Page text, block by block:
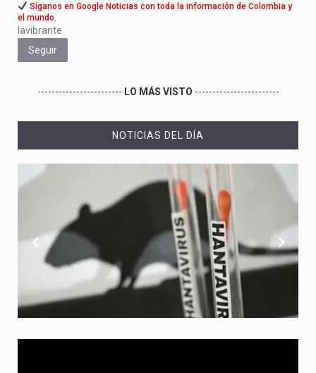
Síganos en Google Noticias con toda la información de Colombia y
el mundo.
lavibrante
Seguir
------------------------ LO MÁS VISTO ------------------------
NOTICIAS DEL DÍA